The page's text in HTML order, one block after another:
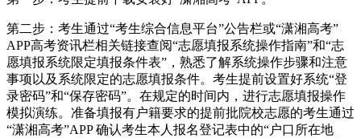
第二步：考生通过“考生综合信息平台”公告栏或“潇湘高考”
APP高考资讯栏相关链接查阅“志愿填报系统操作指南”和“志
愿填报系统限定填报条件表”，熟悉了解系统操作步骤和注意
事项以及系统限定的志愿填报条件。考生提前设置好系统“登
录密码”和“保存密码”。在规定的时间内，进行志愿填报操作
模拟演练。准备填报有户籍要求的提前批院校志愿的考生通过
“潇湘高考”APP 确认考生本人报名登记表中的“户口所在地